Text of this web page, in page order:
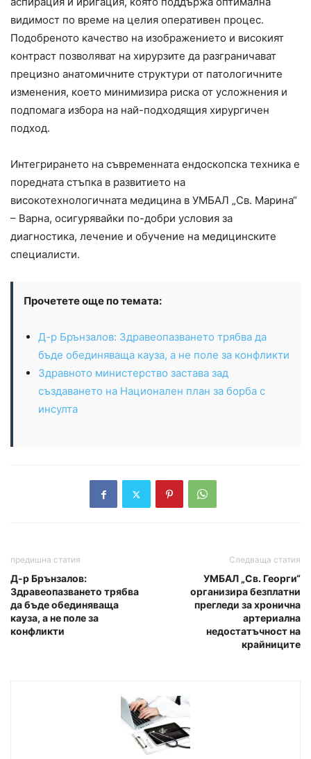
видимост по време на целия оперативен процес.
Подобреното качество на изображението и високият
контраст позволяват на хирурзите да разграничават
прецизно анатомичните структури от патологичните
изменения, което минимизира риска от усложнения и
подпомага избора на най-подходящия хирургичен
подход.
Интегрирането на съвременната ендоскопска техника е
поредната стъпка в развитието на
високотехнологичната медицина в УМБАЛ „Св. Марина“
– Варна, осигурявайки по-добри условия за
диагностика, лечение и обучение на медицинските
специалисти.
Прочетете още по темата:
Д-р Брънзалов: Здравеопазването трябва да
бъде обединяваща кауза, а не поле за конфликти
Здравното министерство застава зад
създаването на Национален план за борба с
инсулта
предишна статия
Д-р Брънзалов:
Здравеопазването трябва
да бъде обединяваща
кауза, а не поле за
конфликти
Следваща статия
УМБАЛ „Св. Георги“
организира безплатни
прегледи за хронична
артериална
недостатъчност на
крайниците